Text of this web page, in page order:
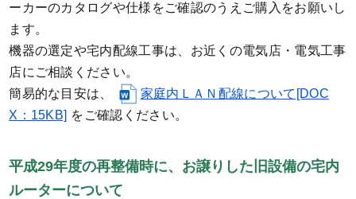
ーカーのカタログや仕様をご確認のうえご購入をお願いし
ます。
機器の選定や宅内配線工事は、お近くの電気店・電気工事
店にご相談ください。
簡易的な目安は、
家庭内ＬＡＮ配線について[DOC
X：15KB] をご確認ください。
平成29年度の再整備時に、お譲りした旧設備の宅内
ルーターについて